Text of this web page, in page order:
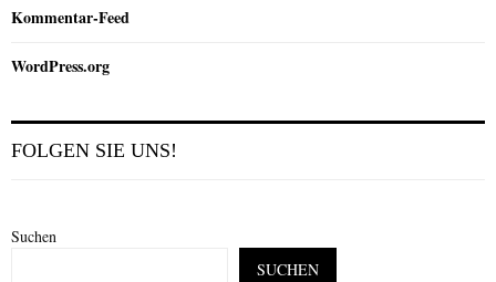
Kommentar-Feed
WordPress.org
FOLGEN SIE UNS!
Suchen
SUCHEN